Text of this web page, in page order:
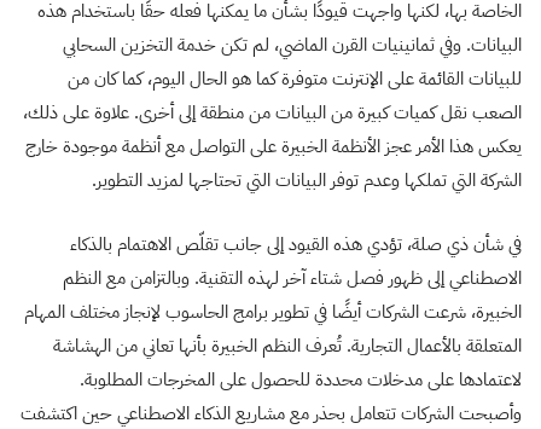
الخاصة بها، لكنها واجهت قيودًا بشأن ما يمكنها فعله حقًا باستخدام هذه
البيانات. وفي ثمانينيات القرن الماضي، لم تكن خدمة التخزين السحابي
للبيانات القائمة على الإنترنت متوفرة كما هو الحال اليوم، كما كان من
الصعب نقل كميات كبيرة من البيانات من منطقة إلى أخرى. علاوة على ذلك،
يعكس هذا الأمر عجز الأنظمة الخبيرة على التواصل مع أنظمة موجودة خارج
الشركة التي تملكها وعدم توفر البيانات التي تحتاجها لمزيد التطوير.
في شأن ذي صلة، تؤدي هذه القيود إلى جانب تقلّص الاهتمام بالذكاء
الاصطناعي إلى ظهور فصل شتاء آخر لهذه التقنية. وبالتزامن مع النظم
الخبيرة، شرعت الشركات أيضًا في تطوير برامج الحاسوب لإنجاز مختلف المهام
المتعلقة بالأعمال التجارية. تُعرف النظم الخبيرة بأنها تعاني من الهشاشة
لاعتمادها على مدخلات محددة للحصول على المخرجات المطلوبة.
وأصبحت الشركات تتعامل بحذر مع مشاريع الذكاء الاصطناعي حين اكتشفت